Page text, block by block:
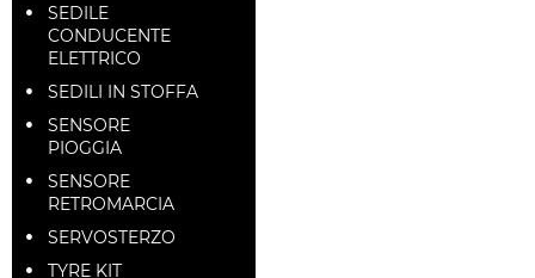
SEDILE
CONDUCENTE
ELETTRICO
SEDILI IN STOFFA
SENSORE
PIOGGIA
SENSORE
RETROMARCIA
SERVOSTERZO
TYRE KIT